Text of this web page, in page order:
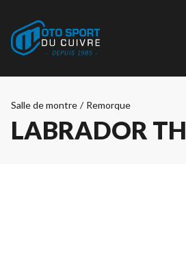
Salle de montre / Remorque
LABRADOR TH